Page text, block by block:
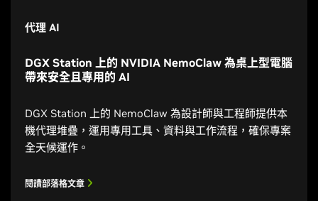
代理 AI
DGX Station 上的 NVIDIA NemoClaw 為桌上型電腦
帶來安全且專用的 AI
DGX Station 上的 NemoClaw 為設計師與工程師提供本
機代理堆疊，運用專用工具、資料與工作流程，確保專案
全天候運作。
閱讀部落格文章